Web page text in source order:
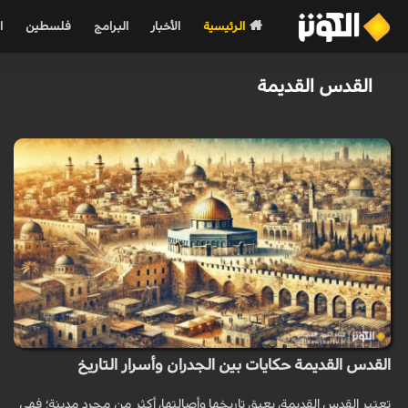
الرئيسية الأخبار البرامج فلسطين
القدس القديمة
القدس القديمة حكايات بين الجدران وأسرار التاريخ
تعتبر القدس القديمة، بعبق تاريخها وأصالتها، أكثر من مجرد مدينة؛ فهي